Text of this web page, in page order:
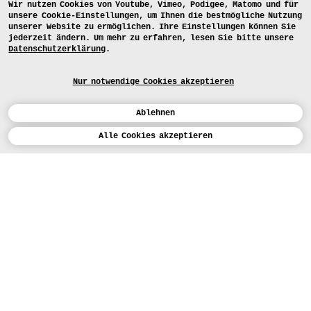
Wir nutzen Cookies von Youtube, Vimeo, Podigee, Matomo und für
unsere Cookie-Einstellungen, um Ihnen die bestmögliche Nutzung
unserer Website zu ermöglichen. Ihre Einstellungen können Sie
jederzeit ändern. Um mehr zu erfahren, lesen Sie bitte unsere
Datenschutzerklärung.
Nur notwendige Cookies akzeptieren
Ablehnen
Alle Cookies akzeptieren
Kalender